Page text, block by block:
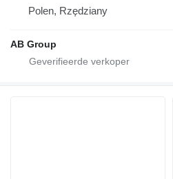
Polen, Rzędziany
AB Group